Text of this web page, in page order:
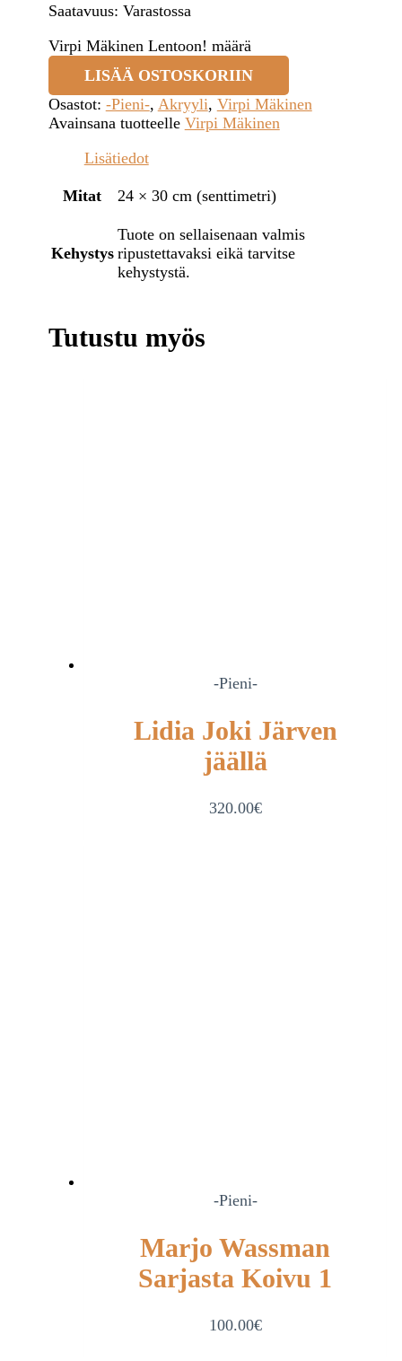
Saatavuus: Varastossa
Virpi Mäkinen Lentoon! määrä
LISÄÄ OSTOSKORIIN
Osastot: -Pieni-, Akryyli, Virpi Mäkinen
Avainsana tuotteelle Virpi Mäkinen
Lisätiedot
Mitat 24 × 30 cm (senttimetri)
Kehystys
Tuote on sellaisenaan valmis
ripustettavaksi eikä tarvitse
kehystystä.
Tutustu myös
-Pieni-
Lidia Joki Järven
jäällä
320.00€
-Pieni-
Marjo Wassman
Sarjasta Koivu 1
100.00€